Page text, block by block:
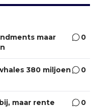
maar
0
380 miljoen
0
0